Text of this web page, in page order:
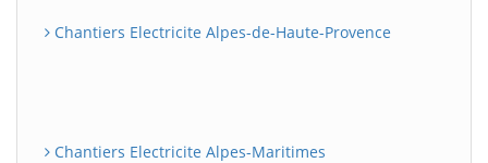
Chantiers Electricite Alpes-de-Haute-Provence
Chantiers Electricite Alpes-Maritimes